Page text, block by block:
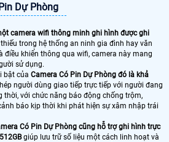
Dự Phòng
camera wifi thông minh ghi hình được ghi
trong hệ thống an ninh gia đình hay văn
điều khiển thông qua wifi, camera này mang
sử dụng.
bật của Camera Có Pin Dự Phòng đó là khả
người dùng giao tiếp trực tiếp với người đang
thời, với chức năng báo động chống trộm,
báo kịp thời khi phát hiện sự xâm nhập trái
Có Pin Dự Phòng cũng hỗ trợ ghi hình trực
giúp lưu trữ số liệu một cách linh hoạt và